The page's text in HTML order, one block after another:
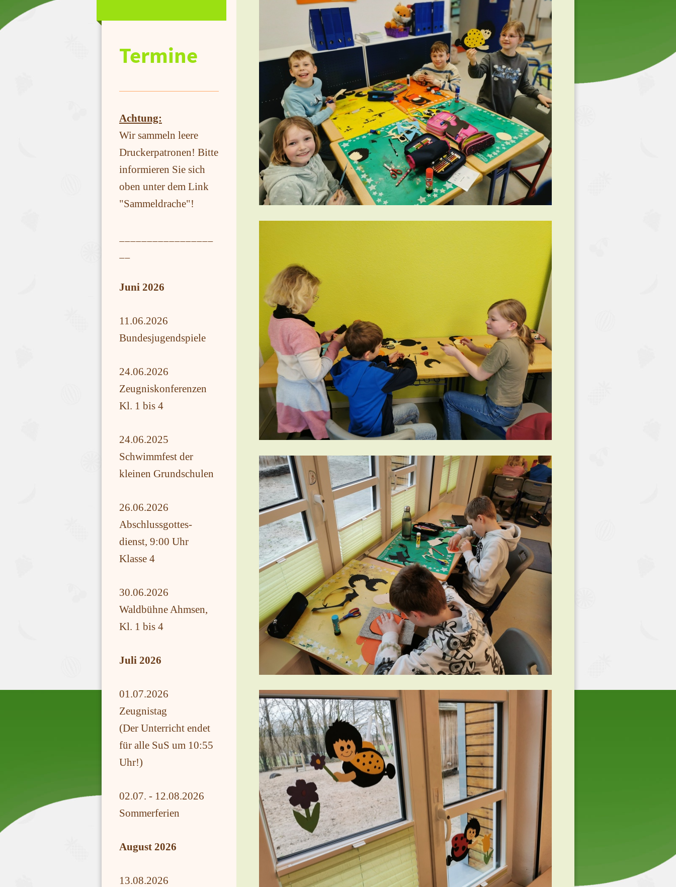
Termine
Achtung:
Wir sammeln leere
Druckerpatronen! Bitte
informieren Sie sich
oben unter dem Link
"Sammeldrache"!
Juni 2026
11.06.2026
Bundesjugendspiele
24.06.2026
Zeugniskonferenzen
Kl. 1 bis 4
24.06.2025
Schwimmfest der
kleinen Grundschulen
26.06.2026
Abschlussgottes-
dienst, 9:00 Uhr
Klasse 4
30.06.2026
Waldbühne Ahmsen,
Kl. 1 bis 4
Juli 2026
01.07.2026
Zeugnistag
(Der Unterricht endet
für alle SuS um 10:55
Uhr!)
02.07. - 12.08.2026
Sommerferien
August 2026
13.08.2026